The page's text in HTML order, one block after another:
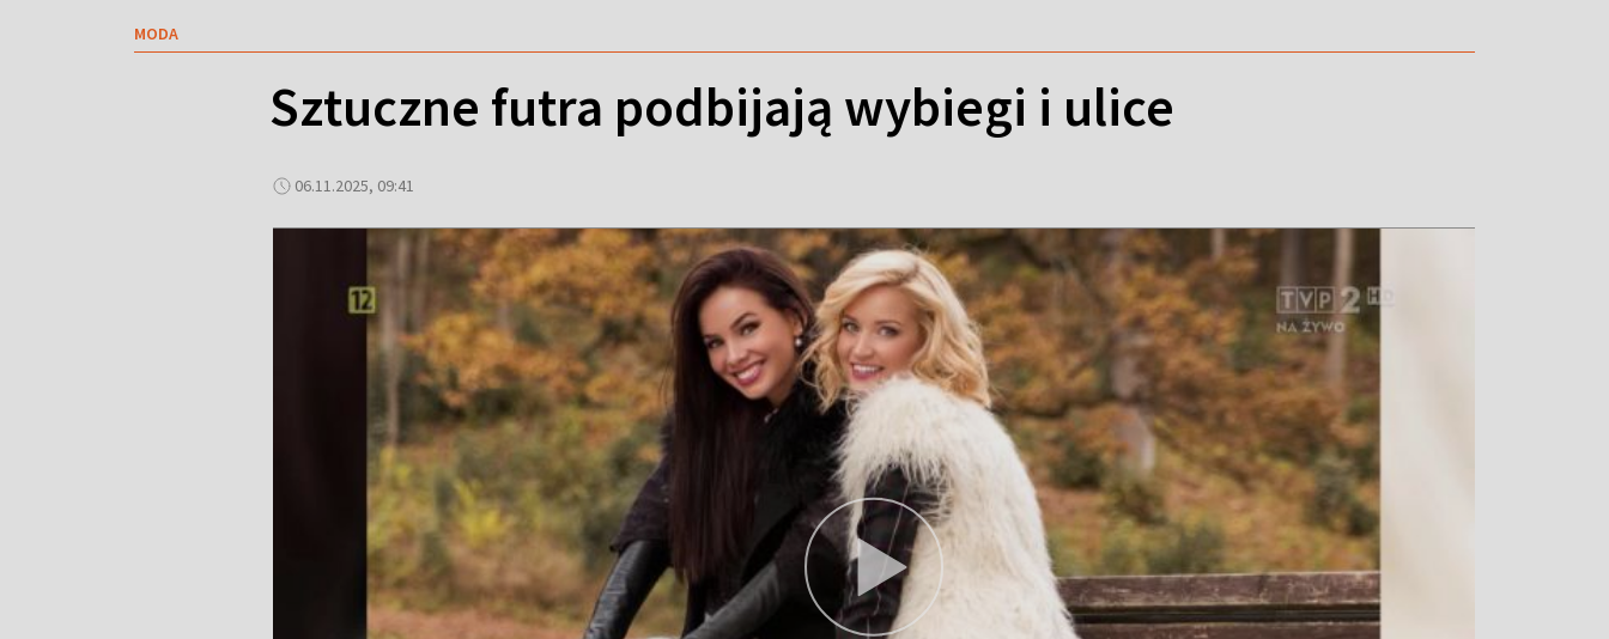
MODA
Sztuczne futra podbijają wybiegi i ulice
06.11.2025, 09:41